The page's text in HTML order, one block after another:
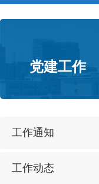
党建工作
工作通知
工作动态